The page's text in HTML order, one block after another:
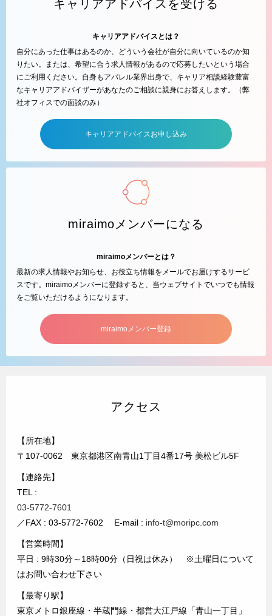
キャリアアドバイスを受ける
キャリアアドバイスとは？
自分にあった仕事はあるのか、どういう会社が自分に向いているのか知
りたい。または、希望に合う求人情報があるので応募したいという場合
にご利用ください。自身もアパレル業界出身で、キャリア相談経験豊富
なキャリアアドバイザーがあなたのご相談に親身にお答えします。（弊
社オフィスでの面談のみ）
キャリアアドバイスお申し込み
miraimoメンバーになる
miraimoメンバーとは？
最新の求人情報やお知らせ、お役立ち情報をメールでお届けするサービ
スです。miraimoメンバーに登録すると、当ウェブサイトでいつでも情報
をご覧いただけるようになります。
miraimoメンバー登録
アクセス
【所在地】
〒107-0062 東京都港区南青山1丁目4番17号 美松ビル5F
【連絡先】
TEL :
03-5772-7601
／FAX : 03-5772-7602 E-mail : info-t@moripc.com
【営業時間】
平日 : 9時30分～18時00分（日祝は休み） ※土曜日について
はお問い合わせ下さい
【最寄り駅】
東京メトロ銀座線・半蔵門線・都営大江戸線「青山一丁目」